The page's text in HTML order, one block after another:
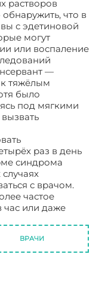
растворов
что в
с эдетиновой
могут
или воспаление
—
тяжёлым
было
под мягкими
раз в день
синдрома
с врачом.
частое
час или даже
ВРАЧИ